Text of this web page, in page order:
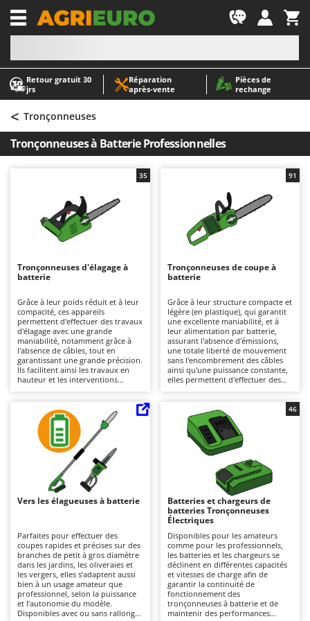
Retour gratuit 30
jrs
Réparation
après‑vente
Pièces de
rechange
-1
A
Abris de jardin
Accessoires pour tracteurs tondeuses autoportés
Aérateurs Scarificateurs pour gazon
Arracheuses de pommes de terre pour tracteur
Aspirateurs - Balais Électriques
Aspirateurs à cendres
Aspirateurs à feuilles sur roues
Aspirateurs de piscine
Atomiseurs agricoles pour tracteurs
Atomiseurs pour traitements
Autolaveuses
Autres produits
B
Balayeuses
Bancs de scie pour le bois - Scies à bûches
Barbecues
Bennes pour tracteur
Brosses pour sols extérieurs
Brouettes à moteur
Broyeurs à axe horizontal pour tracteur
Broyeurs de branches et végétaux
Butteurs pour tracteur
C
Chargeurs de batterie - Démarreurs
Charrues pour tracteur
A
AgriEuro Premium
AgriEuro TOP-LINE
AGT
Airmec
AL-KO
ALA 2000
Alpina
Ama
Ambrogio Robot
Annovi Reverberi
ANTHBOT
Archman
Ardes
Argo
Ariete
Artus
Attila
Ausonia
Awelco
B
Baesso
Bahco
< Tronçonneuses
Tronçonneuses à Batterie Professionnelles
Tronçonneuses d'élagage à
batterie
Grâce à leur poids réduit et à leur
compacité, ces appareils
permettent d'effectuer des travaux
d'élagage avec une grande
maniabilité, notamment grâce à
l'absence de câbles, tout en
garantissant une grande précision.
Ils facilitent ainsi les travaux en
hauteur et les interventions
supérieure permettant une
utilisation d'une seule main
(réservée aux professionnels).
Destinées aussi bien aux amateurs
qu'aux professionnels, ces
machines conviennent, selon leur
puissance et leur autonomie, à
une utilisation occasionnelle ou
fréquente sur des branches de
petit à moyen diamètre, vertes ou
sèches. L'alimentation par batterie
démarrage immédiat, un faible
niveau sonore et l'absence
d'émissions. L'autonomie peut
être prolongée en remplaçant la
batterie déchargée par une
batterie lithium-ion déjà chargée,
ce qui rend ces modèles
particulièrement adaptés à une
utilisation en milieu résidentiel.
35
Tronçonneuses de coupe à
batterie
Grâce à leur structure compacte et
légère (en plastique), qui garantit
une excellente maniabilité, et à
leur alimentation par batterie,
assurant l'absence d'émissions,
une totale liberté de mouvement
sans l'encombrement des câbles
ainsi qu'une puissance constante,
elles permettent d'effectuer des
troncs et des branches de petit à
moyen diamètre. L'autonomie
peut être prolongée en
remplaçant la batterie déchargée
par une batterie lithium-ion
chargée. Disponibles du niveau
amateur au niveau semi-
professionnel, elles garantissent
une coupe précise et maîtrisée.
Elles sont également appréciées
pour leur démarrage immédiat et
leur faible niveau sonore, ce qui
les rend particulièrement
adaptées à une utilisation en
milieu résidentiel. Elles ne
nécessitent qu'un entretien
minimal, limité au nettoyage et à
l'entretien du système de
lubrification de la chaîne, au
contrôle périodique du dispositif
de coupe et de l'affûtage de la
chaîne, ainsi qu'au maintien de la
91
Vers les élagueuses à batterie
Parfaites pour effectuer des
coupes rapides et précises sur des
branches de petit à gros diamètre
dans les jardins, les oliveraies et
les vergers, elles s’adaptent aussi
bien à un usage amateur que
professionnel, selon la puissance
et l’autonomie du modèle.
Disponibles avec ou sans rallonge,
Batteries et chargeurs de
batteries Tronçonneuses
Électriques
Disponibles pour les amateurs
comme pour les professionnels,
les batteries et les chargeurs se
déclinent en différentes capacités
et vitesses de charge afin de
garantir la continuité de
fonctionnement des
tronçonneuses à batterie et de
maintenir des performances
46